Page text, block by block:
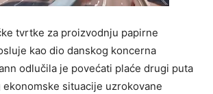
tvrtke za proizvodnju papirne
kao dio danskog koncerna
odlučila je povećati plaće drugi puta
situacije uzrokovane